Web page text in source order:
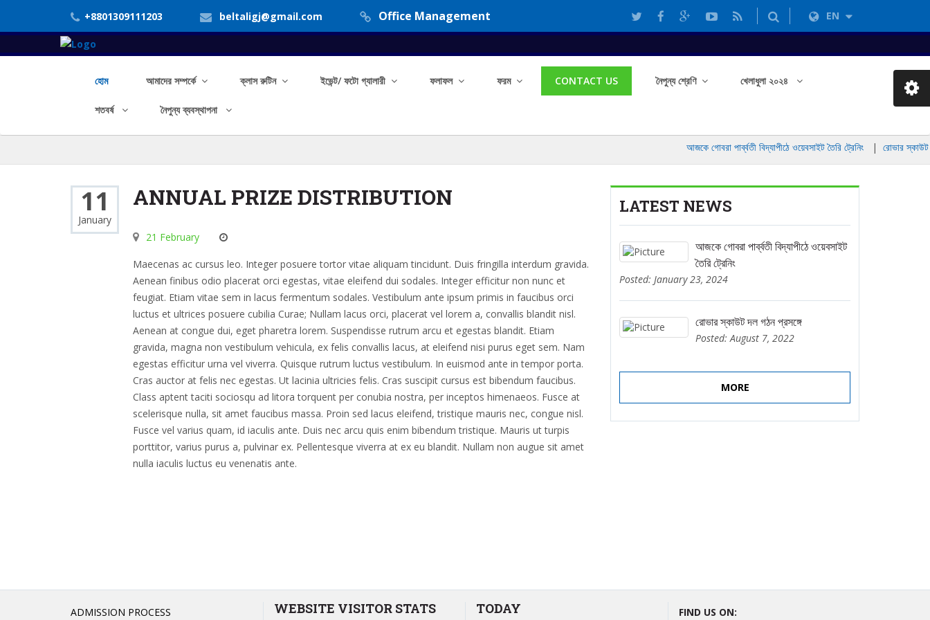
+8801309111203 beltaligj@gmail.com Office Management EN
হোম আমাদের সম্পর্কে ক্লাস রুটিন ইভেন্ট/ ফটো গ্যালারী ফলাফল ফরম CONTACT US নৈপুন্য শ্রেণি খেলাধুলা ২০২৪
শতবর্ষ নৈপুন্য ব্যবস্থাপনা
আজকে গোবরা পার্ব্বতী বিদ্যাপীঠে ওয়েবসাইট তৈরি ট্রেনিং| রোভার স্কাউট
11
January
ANNUAL PRIZE DISTRIBUTION
21 February
Maecenas ac cursus leo. Integer posuere tortor vitae aliquam tincidunt. Duis fringilla interdum gravida.
Aenean finibus odio placerat orci egestas, vitae eleifend dui sodales. Integer efficitur non nunc et
feugiat. Etiam vitae sem in lacus fermentum sodales. Vestibulum ante ipsum primis in faucibus orci
luctus et ultrices posuere cubilia Curae; Nullam lacus orci, placerat vel lorem a, convallis blandit nisl.
Aenean at congue dui, eget pharetra lorem. Suspendisse rutrum arcu et egestas blandit. Etiam
gravida, magna non vestibulum vehicula, ex felis convallis lacus, at eleifend nisi purus eget sem. Nam
egestas efficitur urna vel viverra. Quisque rutrum luctus vestibulum. In euismod ante in tempor porta.
Cras auctor at felis nec egestas. Ut lacinia ultricies felis. Cras suscipit cursus est bibendum faucibus.
Class aptent taciti sociosqu ad litora torquent per conubia nostra, per inceptos himenaeos. Fusce at
scelerisque nulla, sit amet faucibus massa. Proin sed lacus eleifend, tristique mauris nec, congue nisl.
Fusce vel varius quam, id iaculis ante. Duis nec arcu quis enim bibendum tristique. Mauris ut turpis
porttitor, varius purus a, pulvinar ex. Pellentesque viverra at ex eu blandit. Nullam non augue sit amet
nulla iaculis luctus eu venenatis ante.
LATEST NEWS
আজকে গোবরা পার্ব্বতী বিদ্যাপীঠে ওয়েবসাইট
তৈরি ট্রেনিং
Posted: January 23, 2024
রোভার স্কাউট দল গঠন প্রসঙ্গে
Posted: August 7, 2022
MORE
ADMISSION PROCESS WEBSITE VISITOR STATS TODAY FIND US ON: